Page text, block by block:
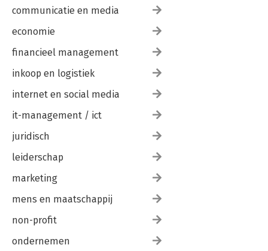
communicatie en media
economie
financieel management
inkoop en logistiek
internet en social media
it-management / ict
juridisch
leiderschap
marketing
mens en maatschappij
non-profit
ondernemen